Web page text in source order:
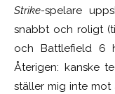
Strike-spelare
snabbt och roligt
och Battlefield 6
Återigen: kanske
ställer mig inte